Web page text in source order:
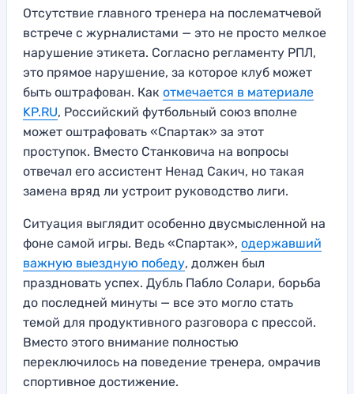
Отсутствие главного тренера на послематчевой
встрече с журналистами — это не просто мелкое
нарушение этикета. Согласно регламенту РПЛ,
это прямое нарушение, за которое клуб может
быть оштрафован. Как отмечается в материале
KP.RU, Российский футбольный союз вполне
может оштрафовать «Спартак» за этот
проступок. Вместо Станковича на вопросы
отвечал его ассистент Ненад Сакич, но такая
замена вряд ли устроит руководство лиги.
Ситуация выглядит особенно двусмысленной на
фоне самой игры. Ведь «Спартак», одержавший
важную выездную победу, должен был
праздновать успех. Дубль Пабло Солари, борьба
до последней минуты — все это могло стать
темой для продуктивного разговора с прессой.
Вместо этого внимание полностью
переключилось на поведение тренера, омрачив
спортивное достижение.